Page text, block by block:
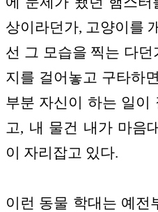
상이라던가, 고양이를
선 그 모습을 찍는 다
지를 걸어놓고 구타하
부분 자신이 하는 일이
고, 내 물건 내가 마음
이 자리잡고 있다.
이런 동물 학대는 예전